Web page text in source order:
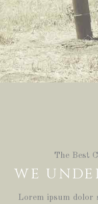
The Best
WE
Lorem ipsum dolor